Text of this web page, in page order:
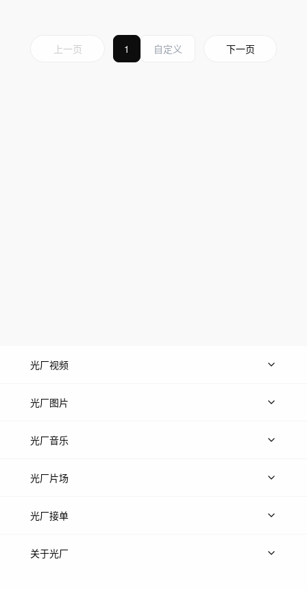
上一页 1 下一页
光厂视频
上传视频
光厂图片
上传图片
光厂音乐
热门音乐
光厂片场
上传案例
光厂接单
上架服务
关于光厂